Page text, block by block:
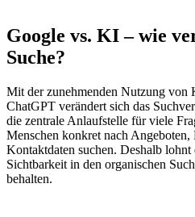
Google vs. KI – wie
Suche?
Mit der zunehmenden Nutzung von
ChatGPT verändert sich das
die zentrale Anlaufstelle für viele
Menschen konkret nach Angeboten,
Kontaktdaten suchen. Deshalb
Sichtbarkeit in den organischen
behalten.